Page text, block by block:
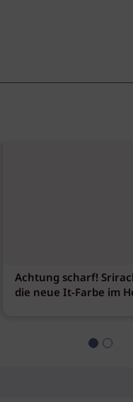
Achtung scharf!
die neue It-Farbe im